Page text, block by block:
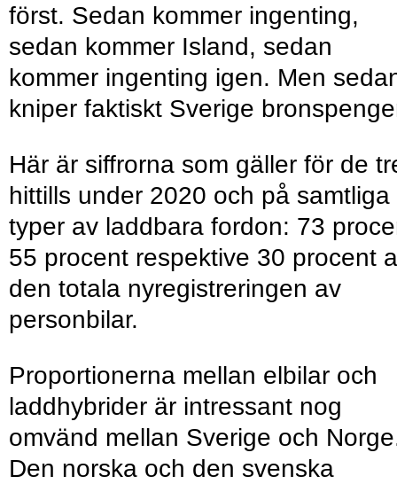
först. Sedan kommer ingenting,
sedan kommer Island, sedan
kommer ingenting igen. Men
kniper faktiskt Sverige
Här är siffrorna som gäller för de
hittills under 2020 och på samtliga
typer av laddbara fordon: 73
55 procent respektive 30 procent
den totala nyregistreringen av
personbilar.
Proportionerna mellan elbilar och
laddhybrider är intressant nog
omvänd mellan Sverige och
Den norska och den svenska